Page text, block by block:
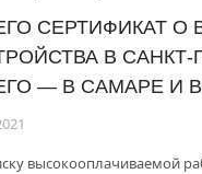
СЕРТИФИКАТ О
В
— В САМАРЕ И
высокооплачиваемой